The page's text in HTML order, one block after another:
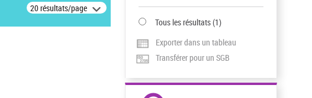
20 résultats/page
Tous les résultats(1)
Exporter dans un tableau
Transférer pour un SGB